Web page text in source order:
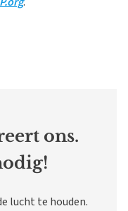
ons.
lucht te houden.